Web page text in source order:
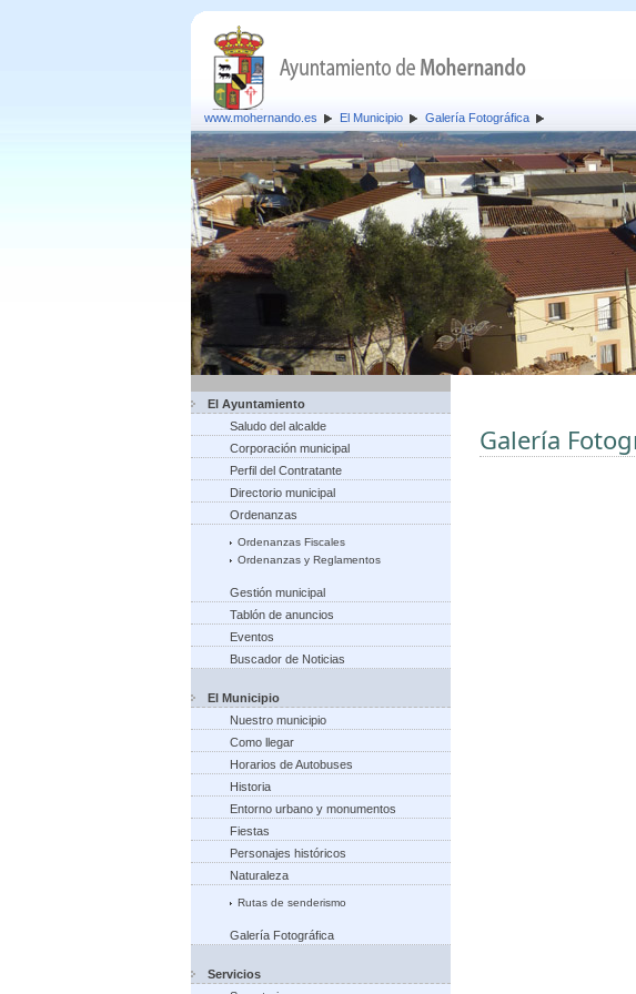
www.mohernando.es El Municipio Galería Fotográfica
El Ayuntamiento
Saludo del alcalde
Corporación municipal
Perfil del Contratante
Directorio municipal
Ordenanzas
Ordenanzas Fiscales
Ordenanzas y Reglamentos
Gestión municipal
Tablón de anuncios
Eventos
Buscador de Noticias
El Municipio
Nuestro municipio
Como llegar
Horarios de Autobuses
Historia
Entorno urbano y monumentos
Fiestas
Personajes históricos
Naturaleza
Rutas de senderismo
Galería Fotográfica
Servicios
Galería